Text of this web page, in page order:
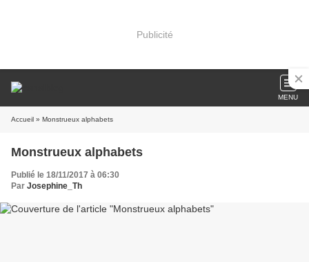
Publicité
MENU
Accueil » Monstrueux alphabets
Monstrueux alphabets
Publié le 18/11/2017 à 06:30
Par Josephine_Th